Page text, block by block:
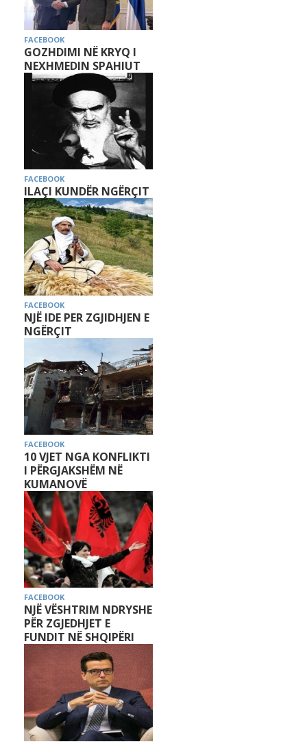
FACEBOOK
GOZHDIMI NË KRYQ I
NEXHMEDIN SPAHIUT
FACEBOOK
ILAÇI KUNDËR NGËRÇIT
FACEBOOK
NJË IDE PER ZGJIDHJEN E
NGËRÇIT
FACEBOOK
10 VJET NGA KONFLIKTI
I PËRGJAKSHËM NË
KUMANOVË
FACEBOOK
NJË VËSHTRIM NDRYSHE
PËR ZGJEDHJET E
FUNDIT NË SHQIPËRI